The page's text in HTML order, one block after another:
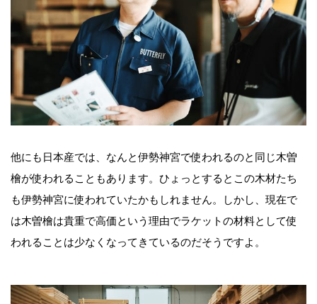
他にも日本産では、なんと伊勢神宮で使われるのと同じ木曽
檜が使われることもあります。ひょっとするとこの木材たち
も伊勢神宮に使われていたかもしれません。しかし、現在で
は木曽檜は貴重で高価という理由でラケットの材料として使
われることは少なくなってきているのだそうですよ。